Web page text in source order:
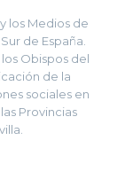
los Medios de
de España.
Obispos del
de la
sociales en
Provincias